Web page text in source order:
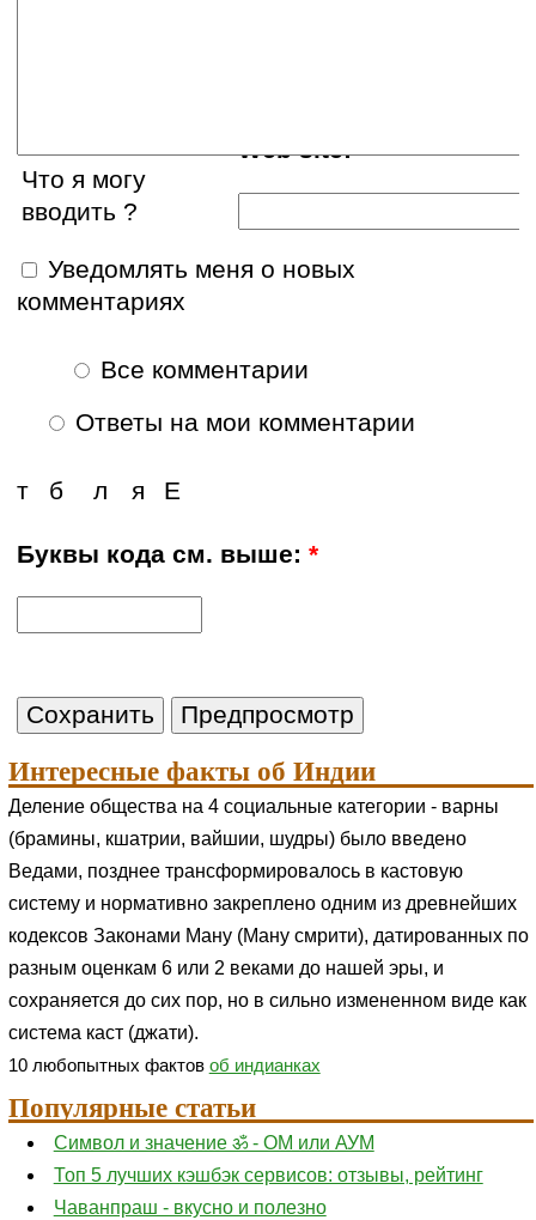
Web site:
Что я могу
вводить ?
Уведомлять меня о новых
комментариях
Все комментарии
Ответы на мои комментарии
я Е
л
т б
Буквы кода см. выше:*
Интересные факты об Индии
Деление общества на 4 социальные категории - варны
(брамины, кшатрии, вайшии, шудры) было введено
Ведами, позднее трансформировалось в кастовую
систему и нормативно закреплено одним из древнейших
кодексов Законами Ману (Ману смрити), датированных по
разным оценкам 6 или 2 веками до нашей эры, и
сохраняется до сих пор, но в сильно измененном виде как
система каст (джати).
10 любопытных фактов об индианках
Популярные статьи
Символ и значение ॐ - ОМ или АУМ
Топ 5 лучших кэшбэк сервисов: отзывы, рейтинг
Чаванпраш - вкусно и полезно